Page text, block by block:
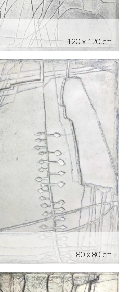
120 x 120 cm
80 x 80 cm